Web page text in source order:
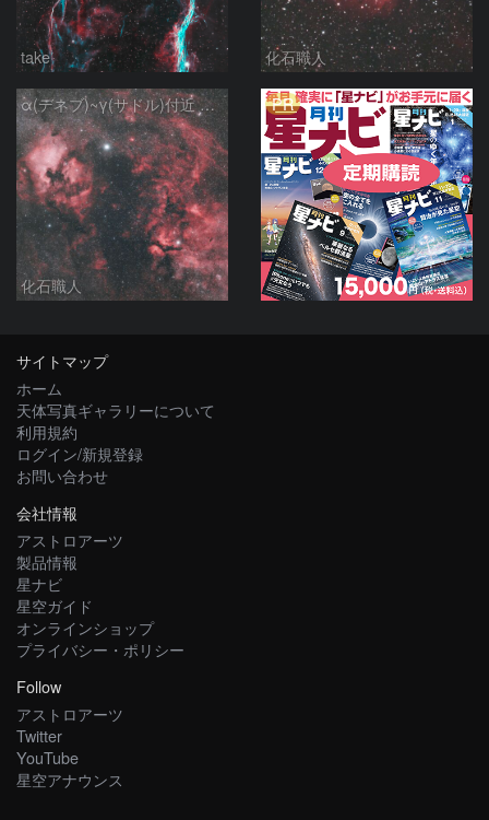
take 化石職人
α(デネブ)~γ(サドル)付近 NGC7000 北アメリカ星雲 IC5067~5070 ペリカン星雲 はくちょう座
化石職人
PR
サイトマップ
ホーム
天体写真ギャラリーについて
利用規約
ログイン/新規登録
お問い合わせ
会社情報
アストロアーツ
製品情報
星ナビ
星空ガイド
オンラインショップ
プライバシー・ポリシー
Follow
アストロアーツ
Twitter
YouTube
星空アナウンス